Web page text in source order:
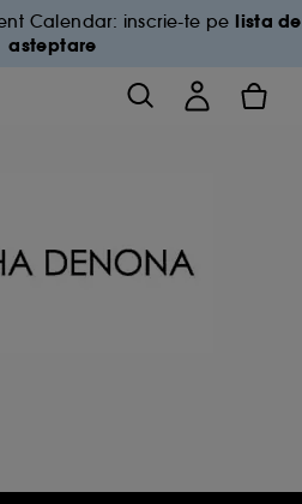
Calendar: inscrie-te pe lista de
asteptare